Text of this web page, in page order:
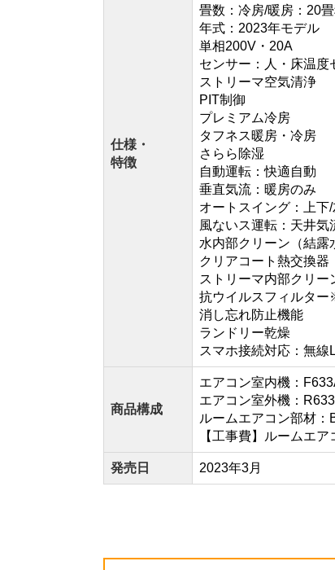
仕様・
特徴
畳数：冷房/暖房：20
年式：2023年モデル
単相200V・20A
センサー：人・床温度
ストリーマ空気清浄
PIT制御
プレミアム冷房
タフネス暖房・冷房
さらら除湿
自動運転：快適自動
垂直気流：暖房のみ
オートスイング：上下
風ないス運転：天井気
水内部クリーン（結露
クリアコート熱交換器
ストリーマ内部クリー
抗ウイルスフィルター
消し忘れ防止機能
ランドリー乾燥
スマホ接続対応：無
商品構成
エアコン室内機：
エアコン室外機：
ルームエアコン部材
【工事費】ルームエ
発売日 2023年3月